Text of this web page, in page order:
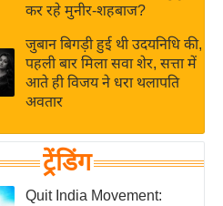
बेमिसाल
इंडिया
जगत
वर्ल्ड
कर रहे मुनीर-शहबाज?
जुबान बिगड़ी हुई थी उदयनिधि की,
पहली बार मिला सवा शेर, सत्ता में
आते ही विजय ने धरा थलापति
अवतार
ट्रेंडिंग
Quit India Movement: